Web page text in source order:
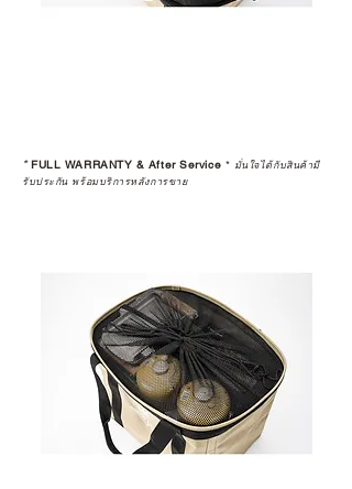
*FULL WARRANTY & After Service * มั่นใจได้กับสินค้ามี
รับประกัน พร้อมบริการหลังการขาย